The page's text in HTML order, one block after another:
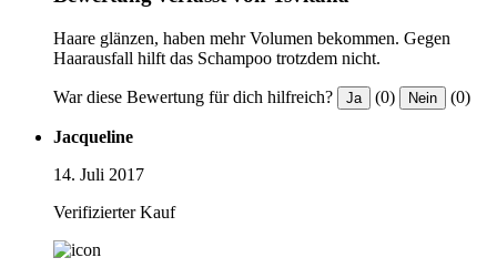
Haare glänzen, haben mehr Volumen bekommen. Gegen
Haarausfall hilft das Schampoo trotzdem nicht.
War diese Bewertung für dich hilfreich? Ja (0) Nein (0)
Jacqueline
14. Juli 2017
Verifizierter Kauf